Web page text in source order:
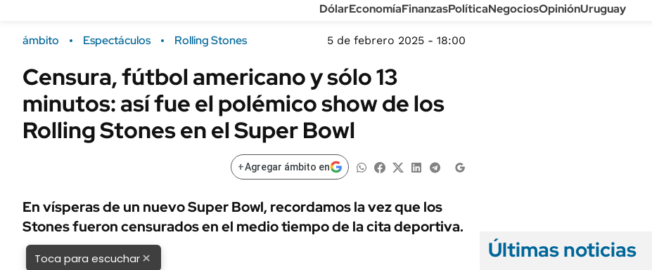
Campo
FINANZAS
Dólar
Real Estate
Sustentabilidad
Seguros
ENERGY REPORT
POLÍTICA
URUGUAY
TECNOLOGÍA
MÉXICO
MUNDO
INFORMACIÓN GENERAL
AUTOS
DólarEconomíaFinanzasPolíticaNegociosOpiniónUruguay
ámbito Espectáculos Rolling Stones 5 de febrero 2025 - 18:00
Censura, fútbol americano y sólo 13
minutos: así fue el polémico show de los
Rolling Stones en el Super Bowl
+Agregar ámbito en
En vísperas de un nuevo Super Bowl, recordamos la vez que los
Stones fueron censurados en el medio tiempo de la cita deportiva.
Toca para escuchar× Últimas noticias